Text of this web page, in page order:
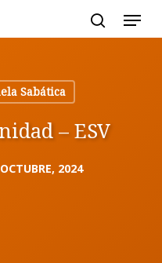
Sabática
– ESV
2024